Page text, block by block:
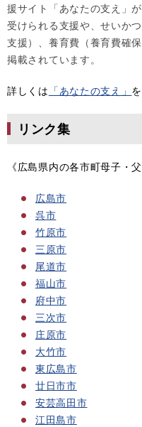
援サイト「あなたの支え」が
受けられる支援や、せいか
支援）、養育費（養育費確
掲載されています。
詳しくは 「あなたの支え」
リンク集
《広島県内の各市町母子・
広島市
呉市
竹原市
三原市
尾道市
福山市
府中市
三次市
庄原市
大竹市
東広島市
廿日市市
安芸高田市
江田島市